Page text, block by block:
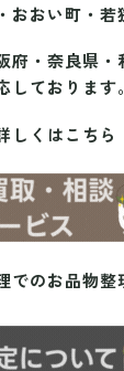
おい町・若
府・奈良県・
ております。
しくはこちら
のお品物整